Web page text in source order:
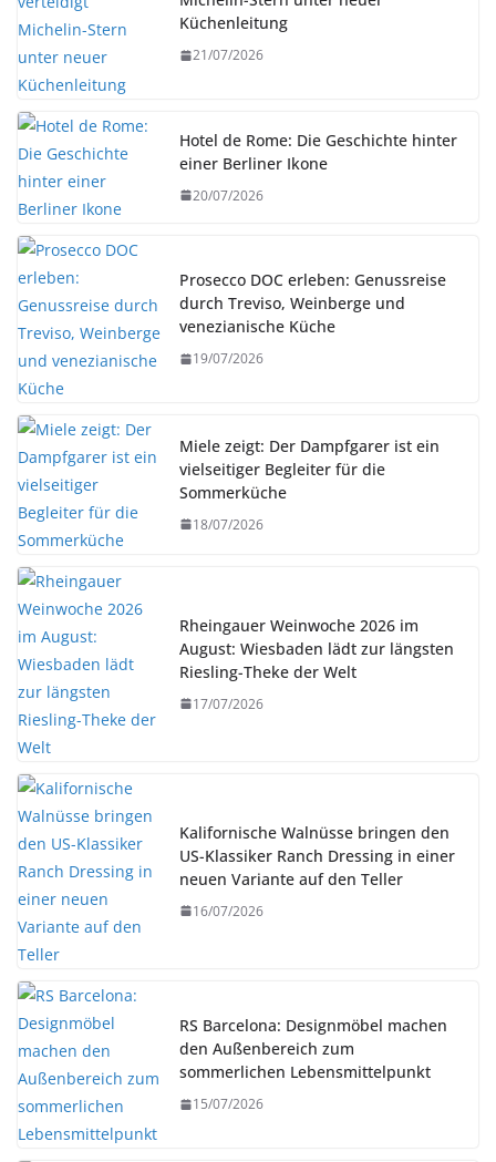
Küchenleitung
21/07/2026
Hotel de Rome: Die Geschichte hinter
einer Berliner Ikone
20/07/2026
Prosecco DOC erleben: Genussreise
durch Treviso, Weinberge und
venezianische Küche
19/07/2026
Miele zeigt: Der Dampfgarer ist ein
vielseitiger Begleiter für die
Sommerküche
18/07/2026
Rheingauer Weinwoche 2026 im
August: Wiesbaden lädt zur längsten
Riesling-Theke der Welt
17/07/2026
Kalifornische Walnüsse bringen den
US-Klassiker Ranch Dressing in einer
neuen Variante auf den Teller
16/07/2026
RS Barcelona: Designmöbel machen
den Außenbereich zum
sommerlichen Lebensmittelpunkt
15/07/2026